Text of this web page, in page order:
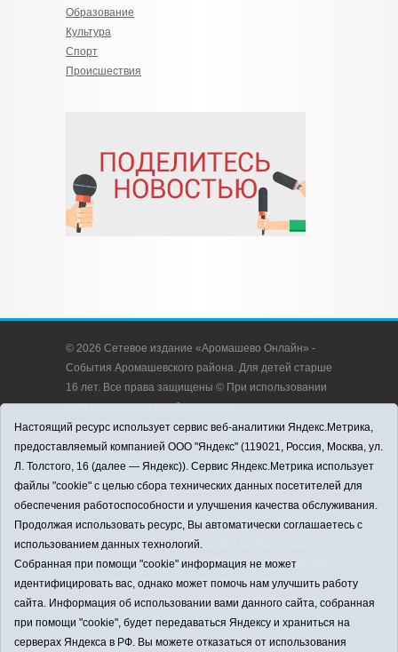
Образование
Культура
Спорт
Происшествия
© 2026 Сетевое издание «Аромашево Онлайн» -
События Аромашевского района. Для детей старше
16 лет. Все права защищены © При использовании
материалов ссылка обязательна.
Адрес редакции: 627350, Россия, Тюменская
область, Аромашевский район, с. Аромашево, ул.
Кирова, д. 13.
Адрес электронной почты редакции:
strudu72@obl72.ru
Телефон редакции: 8 (34545) 2-30-58
Регистрационный номер СМИ ЭЛ № ФС 77 - 65176
выдано Федеральной службой по надзору в сфере
связи, информационных технологий и массовых
коммуникаций (Роскомнадзор) 28.03.2016 г.
Учредитель: АНО «Информационно-издательский
центр «Слава труду».
Настоящий ресурс использует сервис веб-аналитики Яндекс.Метрика,
предоставляемый компанией ООО "Яндекс" (119021, Россия, Москва, ул.
Л. Толстого, 16 (далее — Яндекс)). Сервис Яндекс.Метрика использует
файлы "cookie" с целью сбора технических данных посетителей для
обеспечения работоспособности и улучшения качества обслуживания.
Продолжая использовать ресурс, Вы автоматически соглашаетесь с
использованием данных технологий.
Собранная при помощи "cookie" информация не может
идентифицировать вас, однако может помочь нам улучшить работу
сайта. Информация об использовании вами данного сайта, собранная
при помощи "cookie", будет передаваться Яндексу и храниться на
серверах Яндекса в РФ. Вы можете отказаться от использования